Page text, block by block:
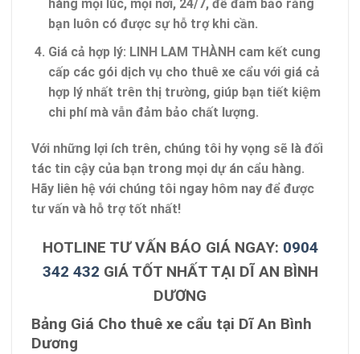
hàng mọi lúc, mọi nơi, 24/7, để đảm bảo rằng
bạn luôn có được sự hỗ trợ khi cần.
Giá cả hợp lý: LINH LAM THÀNH cam kết cung
cấp các gói dịch vụ cho thuê xe cẩu với giá cả
hợp lý nhất trên thị trường, giúp bạn tiết kiệm
chi phí mà vẫn đảm bảo chất lượng.
Với những lợi ích trên, chúng tôi hy vọng sẽ là đối
tác tin cậy của bạn trong mọi dự án cẩu hàng.
Hãy liên hệ với chúng tôi ngay hôm nay để được
tư vấn và hỗ trợ tốt nhất!
HOTLINE TƯ VẤN BÁO GIÁ NGAY: 0904
342 432 GIÁ TỐT NHẤT TẠI DĨ AN BÌNH
DƯƠNG
Bảng Giá Cho thuê xe cẩu tại Dĩ An Bình
Dương